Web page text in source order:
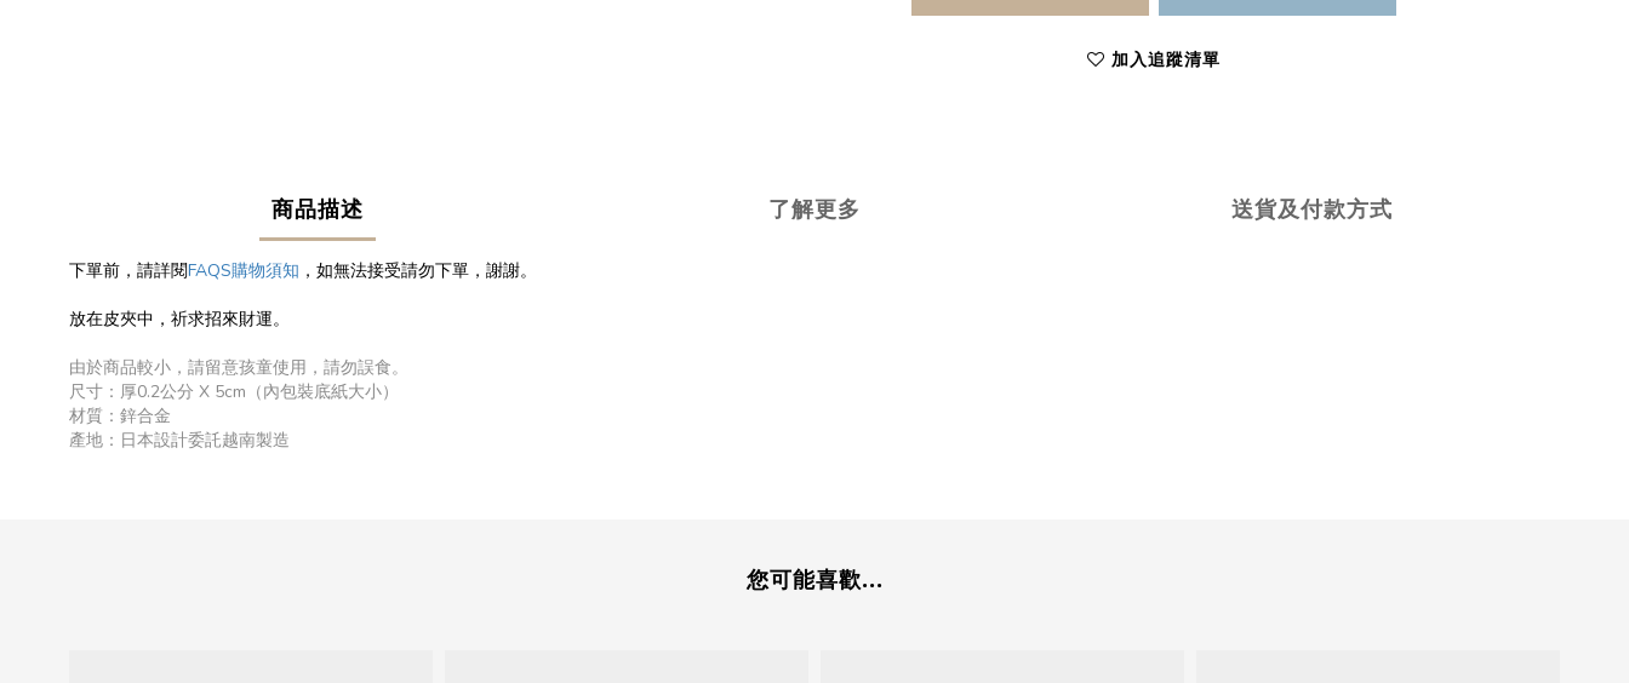
加入追蹤清單
商品描述 了解更多 送貨及付款方式
下單前，請詳閱FAQS購物須知 ，如無法接受請勿下單，謝謝。
放在皮夾中，祈求招來財運。
由於商品較小，請留意孩童使用，請勿誤食。
尺寸：厚0.2公分 X 5cm（內包裝底紙大小）
材質：鋅合金
產地：日本設計委託越南製造
您可能喜歡...